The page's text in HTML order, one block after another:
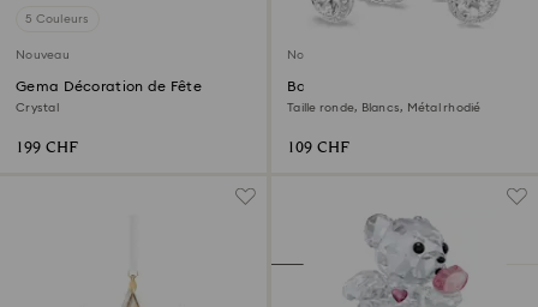
5 Couleurs
Nouveau
Gema Décoration de Fête
Crystal
199 CHF
Nouveau
Boutons de manchettes Una
Angelic
Taille ronde, Blancs, Métal rhodié
109 CHF